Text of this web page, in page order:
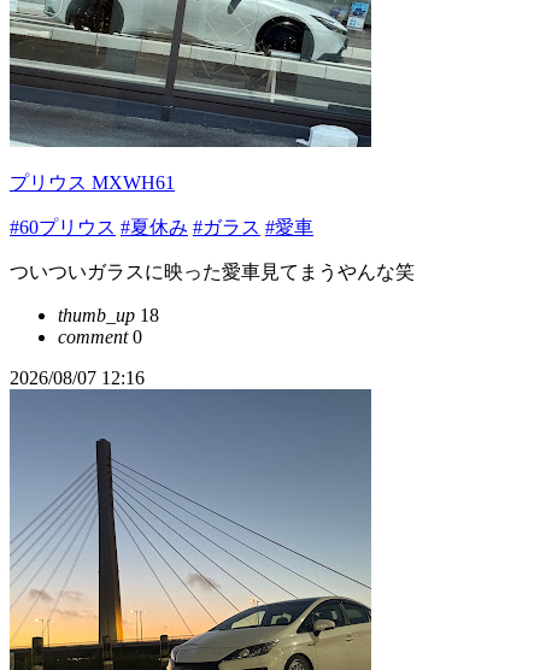
プリウス MXWH61
#60プリウス #夏休み #ガラス #愛車
ついついガラスに映った愛車見てまうやんな笑
thumb_up 18
comment0
2026/08/07 12:16